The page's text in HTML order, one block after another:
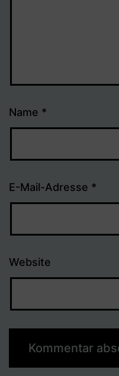
Name *
E-Mail-Adresse *
Website